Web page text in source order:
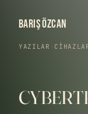
BARIŞ ÖZCAN
YAZILAR